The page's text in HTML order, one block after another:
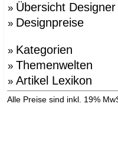
» Übersicht Designer
» Designpreise
» Kategorien
» Themenwelten
» Artikel Lexikon
Alle Preise sind inkl. 19%